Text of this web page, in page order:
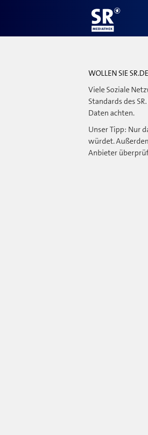
WOLLEN SIE
Viele Soziale
Standards des
Daten achten.
Unser Tipp: Nur
würdet.
Anbieter